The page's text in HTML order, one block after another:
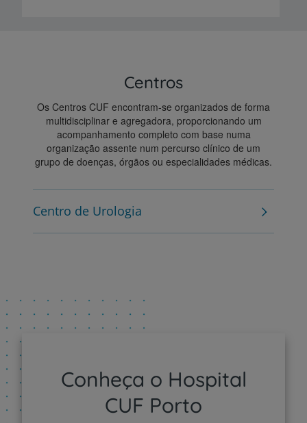
Centros
Os Centros CUF encontram-se organizados de forma
multidisciplinar e agregadora, proporcionando um
acompanhamento completo com base numa
organização assente num percurso clínico de um
grupo de doenças, órgãos ou especialidades médicas.
Centro de Urologia
Conheça o Hospital
CUF Porto